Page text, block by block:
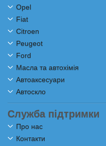
Opel
Fiat
Citroen
Peugeot
Ford
Масла та автохімія
Автоаксесуари
Автоскло
Служба підтримки
Про нас
Контакти